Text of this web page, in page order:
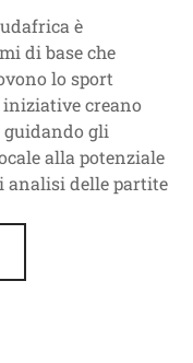
è
di base che
lo sport
iniziative creano
gli
alla potenziale
analisi delle partite